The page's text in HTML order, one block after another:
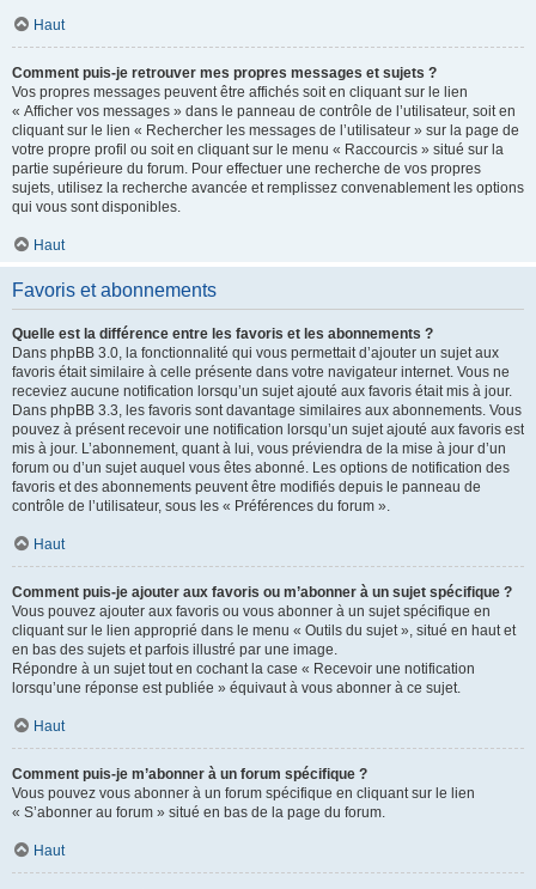
Haut
Comment puis-je retrouver mes propres messages et sujets ?
Vos propres messages peuvent être affichés soit en cliquant sur le lien
« Afficher vos messages » dans le panneau de contrôle de l’utilisateur, soit en
cliquant sur le lien « Rechercher les messages de l’utilisateur » sur la page de
votre propre profil ou soit en cliquant sur le menu « Raccourcis » situé sur la
partie supérieure du forum. Pour effectuer une recherche de vos propres
sujets, utilisez la recherche avancée et remplissez convenablement les options
qui vous sont disponibles.
Haut
Favoris et abonnements
Quelle est la différence entre les favoris et les abonnements ?
Dans phpBB 3.0, la fonctionnalité qui vous permettait d’ajouter un sujet aux
favoris était similaire à celle présente dans votre navigateur internet. Vous ne
receviez aucune notification lorsqu’un sujet ajouté aux favoris était mis à jour.
Dans phpBB 3.3, les favoris sont davantage similaires aux abonnements. Vous
pouvez à présent recevoir une notification lorsqu’un sujet ajouté aux favoris est
mis à jour. L’abonnement, quant à lui, vous préviendra de la mise à jour d’un
forum ou d’un sujet auquel vous êtes abonné. Les options de notification des
favoris et des abonnements peuvent être modifiés depuis le panneau de
contrôle de l’utilisateur, sous les « Préférences du forum ».
Haut
Comment puis-je ajouter aux favoris ou m’abonner à un sujet spécifique ?
Vous pouvez ajouter aux favoris ou vous abonner à un sujet spécifique en
cliquant sur le lien approprié dans le menu « Outils du sujet », situé en haut et
en bas des sujets et parfois illustré par une image.
Répondre à un sujet tout en cochant la case « Recevoir une notification
lorsqu’une réponse est publiée » équivaut à vous abonner à ce sujet.
Haut
Comment puis-je m’abonner à un forum spécifique ?
Vous pouvez vous abonner à un forum spécifique en cliquant sur le lien
« S’abonner au forum » situé en bas de la page du forum.
Haut